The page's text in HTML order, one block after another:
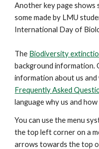
Another keypageshows
some made by LMU
International Day of
The Biodiversity
background information.
information about us
Frequently Asked
language why us and
You can use the menu
the top left corner on a
arrowstowards the top